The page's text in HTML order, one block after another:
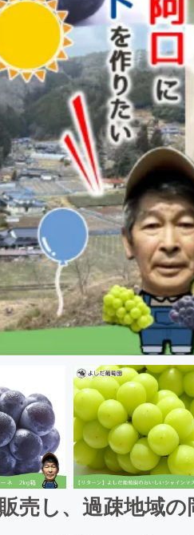
売し、過疎地域